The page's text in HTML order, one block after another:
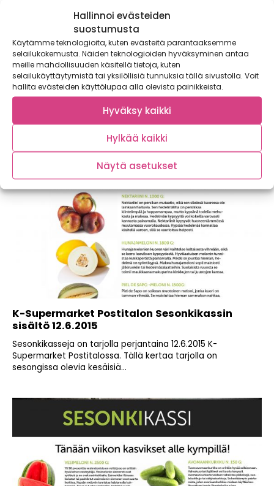
Hallinnoi evästeiden
suostumusta
Käytämme teknologioita, kuten evästeitä parantaaksemme
selailukokemusta. Näiden teknologioiden hyväksyminen antaa
meille mahdollisuuden käsitellä tietoja, kuten
selailukäyttäytymistä tai yksilöllisiä tunnuksia tällä sivustolla. Voit
hallita evästeiden käyttölupaa alla olevista painikkeista.
Hyväksy kaikki
Hylkää kaikki
Näytä asetukset
Taskukirjojen viimeiset ennakkotilaukset
toimitetaan tänään
Satokausikalenterin päivitetyn Taskukirja ja Kalakalenterin
viimeisetkin ennakkotilaukset toimitetaan tänään, joten ne
ovat tilaajilla kesäkuun...
K-Supermarket Postitalon Sesonkikassin
sisältö 12.6.2015
Sesonkikasseja on tarjolla perjantaina 12.6.2015 K-
Supermarket Postitalossa. Tällä kertaa tarjolla on
sesongissa olevia kesäisiä...